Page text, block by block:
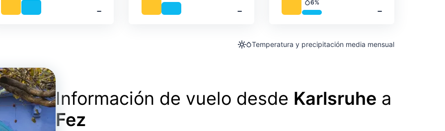
‐ ‐ ‐
Precipitación
6%
Temperatura y precipitación media mensual
Información de vuelo desde Karlsruhe a
Fez